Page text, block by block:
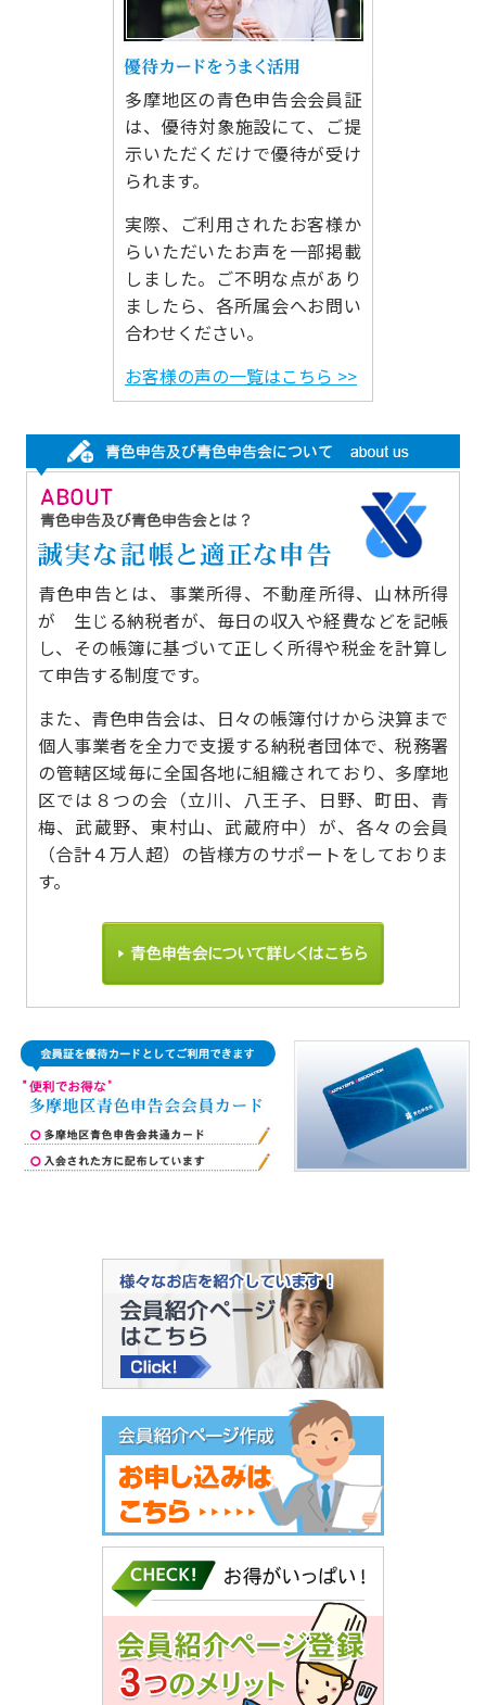
多摩地区の青色申告会会員証
は、優待対象施設にて、ご提
示いただくだけで優待が受け
られます。
実際、ご利用されたお客様か
らいただいたお声を一部掲載
しました。ご不明な点があり
ましたら、各所属会へお問い
合わせください。
お客様の声の一覧はこちら >>
青色申告とは、事業所得、不動産所得、山林所得
が 生じる納税者が、毎日の収入や経費などを記帳
し、その帳簿に基づいて正しく所得や税金を計算し
て申告する制度です。
また、青色申告会は、日々の帳簿付けから決算まで
個人事業者を全力で支援する納税者団体で、税務署
の管轄区域毎に全国各地に組織されており、多摩地
区では８つの会（立川、八王子、日野、町田、青
梅、武蔵野、東村山、武蔵府中）が、各々の会員
（合計４万人超）の皆様方のサポートをしておりま
す。